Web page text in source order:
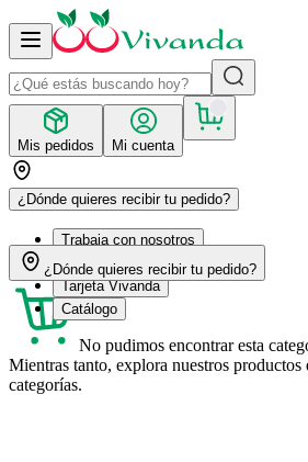
Mis pedidos Mi cuenta
¿Dónde quieres recibir tu pedido?
Trabaja con nosotros
Recetas
Tarjeta Vivanda
Catálogo
¿Dónde quieres recibir tu pedido?
No pudimos encontrar esta
Mientras tanto, explora nuestros productos
categorías.